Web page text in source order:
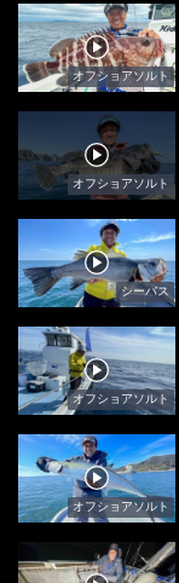
オフショアソルト
オフショアソルト
シーバス
オフショアソルト
オフショアソルト